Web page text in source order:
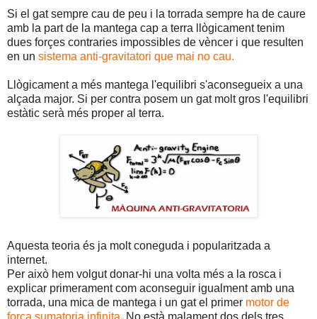
Si el gat sempre cau de peu i la torrada sempre ha de caure
amb la part de la mantega cap a terra llògicament tenim
dues forçes contraries impossibles de vèncer i que resulten
en un sistema anti-gravitatori que mai no cau.
Llògicament a més mantega l'equilibri s'aconsegueix a una
alçada major. Si per contra posem un gat molt gros l'equilibri
estàtic serà més proper al terra.
Aquesta teoria és ja molt coneguda i popularitzada a
internet.
Per això hem volgut donar-hi una volta més a la rosca i
explicar primerament com aconseguir igualment amb una
torrada, una mica de mantega i un gat el primer motor de